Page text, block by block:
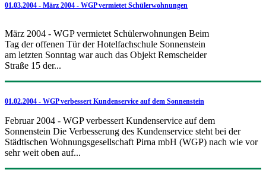
01.03.2004 - März 2004 - WGP vermietet Schülerwohnungen
März 2004 - WGP vermietet Schülerwohnungen Beim
Tag der offenen Tür der Hotelfachschule Sonnenstein
am letzten Sonntag war auch das Objekt Remscheider
Straße 15 der...
01.02.2004 - WGP verbessert Kundenservice auf dem Sonnenstein
Februar 2004 - WGP verbessert Kundenservice auf dem
Sonnenstein Die Verbesserung des Kundenservice steht bei der
Städtischen Wohnungsgesellschaft Pirna mbH (WGP) nach wie vor
sehr weit oben auf...